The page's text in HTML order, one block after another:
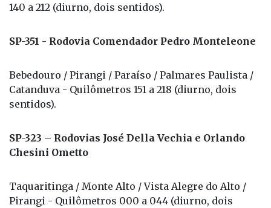
140 a 212 (diurno, dois sentidos).
SP-351 - Rodovia Comendador Pedro Monteleone
Bebedouro / Pirangi / Paraíso / Palmares Paulista /
Catanduva - Quilômetros 151 a 218 (diurno, dois
sentidos).
SP-323 – Rodovias José Della Vechia e Orlando
Chesini Ometto
Taquaritinga / Monte Alto / Vista Alegre do Alto /
Pirangi - Quilômetros 000 a 044 (diurno, dois